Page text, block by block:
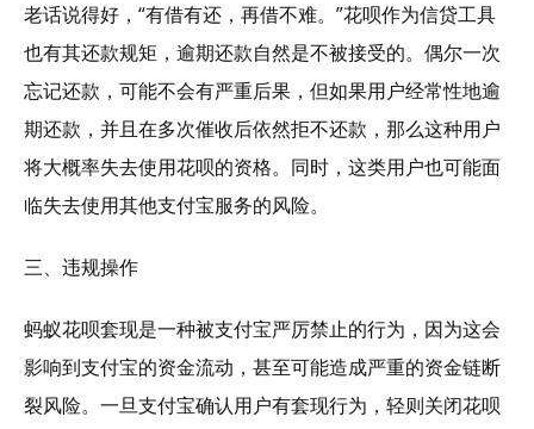
老话说得好，“有借有还，再借不难。”花呗作为信贷工具
也有其还款规矩，逾期还款自然是不被接受的。偶尔一次
忘记还款，可能不会有严重后果，但如果用户经常性地逾
期还款，并且在多次催收后依然拒不还款，那么这种用户
将大概率失去使用花呗的资格。同时，这类用户也可能面
临失去使用其他支付宝服务的风险。
三、违规操作
蚂蚁花呗套现是一种被支付宝严厉禁止的行为，因为这会
影响到支付宝的资金流动，甚至可能造成严重的资金链断
裂风险。一旦支付宝确认用户有套现行为，轻则关闭花呗